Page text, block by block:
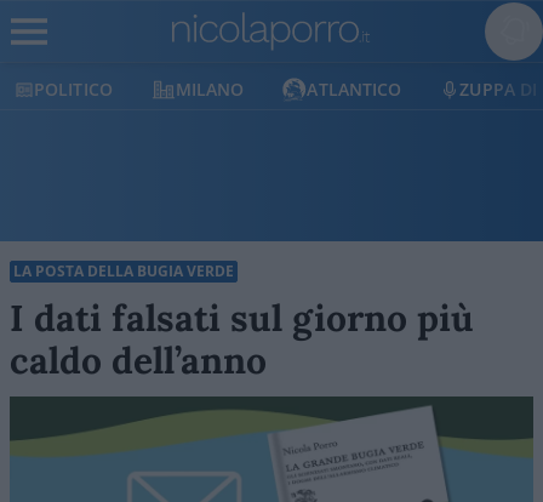
POLITICO MILANO ATLANTICO ZUPPA DI
LA POSTA DELLA BUGIA VERDE
I dati falsati sul giorno più
caldo dell’anno